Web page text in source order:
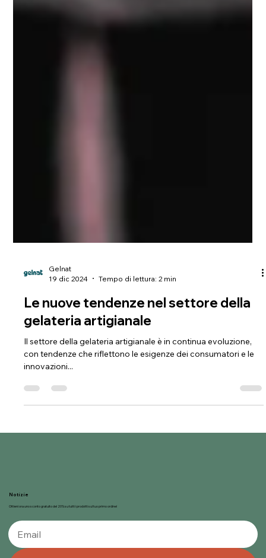
19 dic 2024
Tempo di lettura: 2 min
Le nuove tendenze nel settore della
gelateria artigianale
Il settore della gelateria artigianale è in continua evoluzione,
con tendenze che riflettono le esigenze dei consumatori e le
innovazioni...
Ottieni ora uno sconto gratuito del 20% su tutti i prodotti sul tuo primo ordine!